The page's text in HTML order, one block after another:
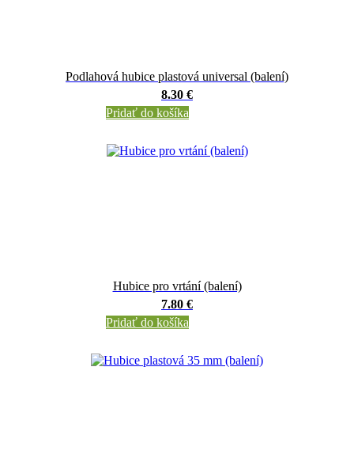
Podlahová hubice plastová universal (balení)
8.30 €
Pridať do košíka
Hubice pro vrtání (balení)
7.80 €
Pridať do košíka